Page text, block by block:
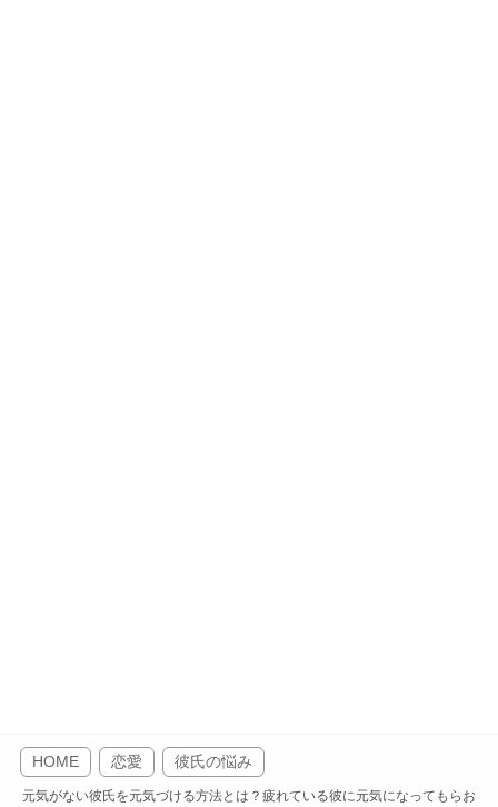
HOME 恋愛 彼氏の悩み
元気がない彼氏を元気づける方法とは？疲れている彼に元気になってもらお